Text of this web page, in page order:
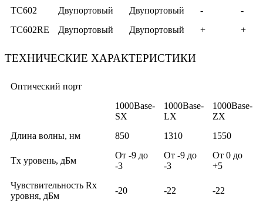
TC602 Двупортовый Двупортовый -
-
TC602RE
Двупортовый Двупортовый + +
ТЕХНИЧЕСКИЕ ХАРАКТЕРИСТИКИ
Оптический порт
1000Base-
SX
1000Base-
LX
1000Base-
ZX
Длина волны, нм
850 1310 1550
Тx уровень, дБм
От -9 до
-3
От -9 до
-3
От 0 до
+5
Чувствительность Rx
уровня, дБм
-20 -22 -22